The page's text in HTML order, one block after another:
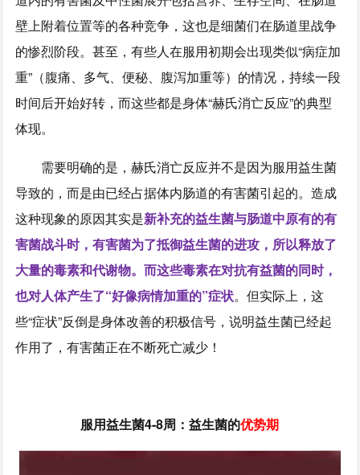
壁上附着位置等的各种竞争，这也是细菌们在肠道里战争
的惨烈阶段。甚至，有些人在服用初期会出现类似“病症加
重”（腹痛、多气、便秘、腹泻加重等）的情况，持续一段
时间后开始好转，而这些都是身体“赫氏消亡反应”的典型
体现。
需要明确的是，赫氏消亡反应并不是因为服用益生菌
导致的，而是由已经占据体内肠道的有害菌引起的。造成
这种现象的原因其实是新补充的益生菌与肠道中原有的有
害菌战斗时，有害菌为了抵御益生菌的进攻，所以释放了
大量的毒素和代谢物。而这些毒素在对抗有益菌的同时，
也对人体产生了“好像病情加重的”症状。但实际上，这
些“症状”反倒是身体改善的积极信号，说明益生菌已经起
作用了，有害菌正在不断死亡减少！
服用益生菌4-8周：益生菌的优势期